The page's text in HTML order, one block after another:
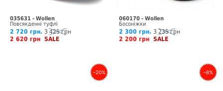
035631 - Wollen
Повсякденні туфлі
2 720 грн. 3 425 грн
2 620 грн SALE
060170 - Wollen
Босоніжки
2 300 грн. 3 235 грн
2 200 грн SALE
–20% –8%